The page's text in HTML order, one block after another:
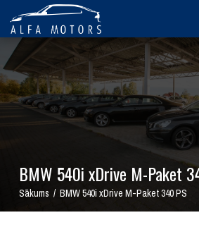
BMW 540i xDrive M-Paket
Sākums / BMW 540i xDrive M-Paket 340 PS